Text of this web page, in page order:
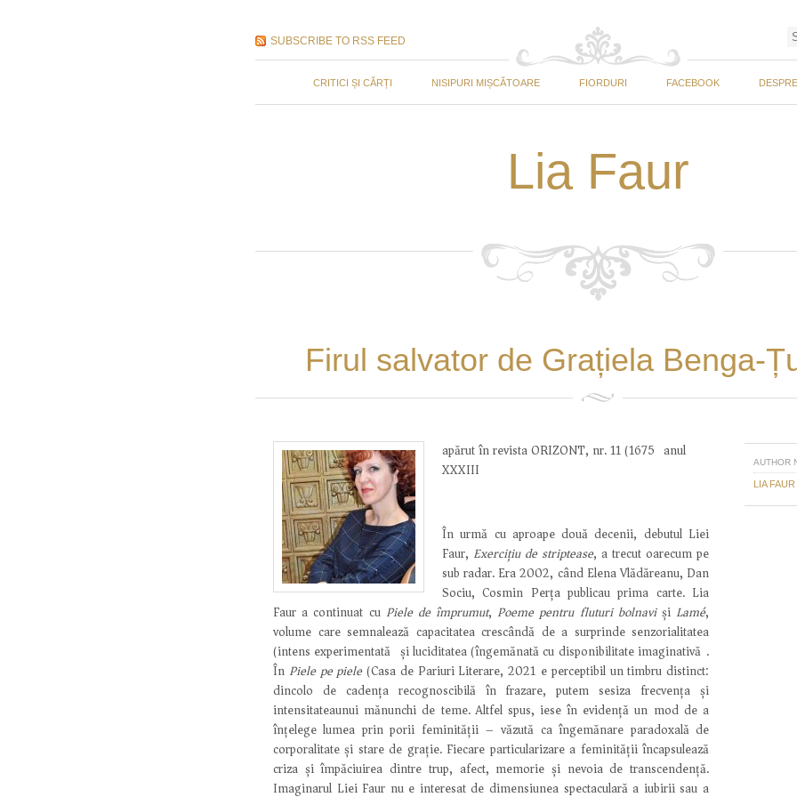
SUBSCRIBE TO RSS FEED
CRITICI ȘI CĂRȚI NISIPURI MIȘCĂTOARE FIORDURI FACEBOOK
Lia Faur
Firul salvator de Grațiela Benga-
apărut în revista ORIZONT, nr. 11 (1675) anul
XXXIII
În urmă cu aproape două decenii, debutul Liei
Faur, Exercițiu de striptease, a trecut oarecum pe
sub radar. Era 2002, când Elena Vlădăreanu, Dan
Sociu, Cosmin Perța publicau prima carte. Lia
Faur a continuat cu Piele de împrumut, Poeme pentru fluturi bolnavi și Lamé,
volume care semnalează capacitatea crescândă de a surprinde senzorialitatea
(intens experimentată) și luciditatea (îngemănată cu disponibilitate imaginativă).
În Piele pe piele(Casa de Pariuri Literare, 2021)e perceptibil un timbru distinct:
dincolo de cadența recognoscibilă în frazare, putem sesiza frecvența și
intensitateaunui mănunchi de teme. Altfel spus, iese în evidență un mod de a
înțelege lumea prin porii feminității – văzută ca îngemănare paradoxală de
corporalitate și stare de grație. Fiecare particularizare a feminității încapsulează
criza și împăciuirea dintre trup, afect, memorie și nevoia de transcendență.
Imaginarul Liei Faur nu e interesat de dimensiunea spectaculară a iubirii sau a
AUTHOR
LIA FAUR